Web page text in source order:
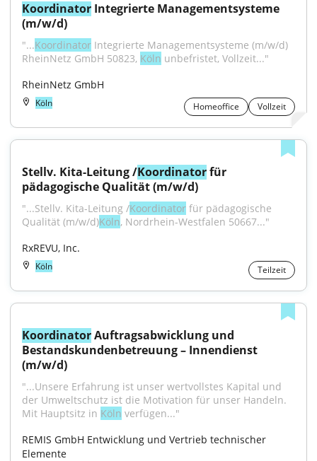
Koordinator Integrierte Managementsysteme
(m/w/d)
"...Koordinator Integrierte Managementsysteme (m/w/d)
RheinNetz GmbH 50823, Köln unbefristet, Vollzeit..."
RheinNetz GmbH
Köln Homeoffice Vollzeit
Stellv. Kita-Leitung /Koordinator für
pädagogische Qualität (m/w/d)
"...Stellv. Kita-Leitung /Koordinator für pädagogische
Qualität (m/w/d)Köln, Nordrhein-Westfalen 50667..."
RxREVU, Inc.
Köln Teilzeit
Koordinator Auftragsabwicklung und
Bestandskundenbetreuung – Innendienst
(m/w/d)
"...Unsere Erfahrung ist unser wertvollstes Kapital und
der Umweltschutz ist die Motivation für unser Handeln.
Mit Hauptsitz in Köln verfügen..."
REMIS GmbH Entwicklung und Vertrieb technischer
Elemente